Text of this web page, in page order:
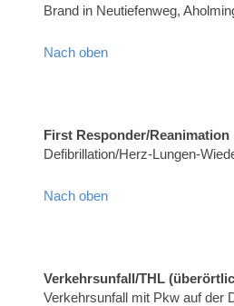
Brand in Neutiefenweg,
Nach oben
First Responder/Reanimation
Defibrillation/Herz-Lungen-
Nach oben
Verkehrsunfall/THL
Verkehrsunfall mit Pkw auf der